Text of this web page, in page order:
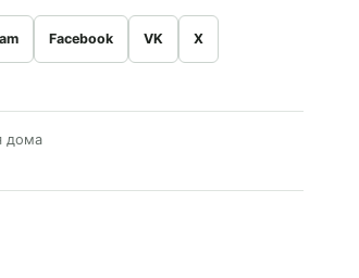
Facebook VK X
дома